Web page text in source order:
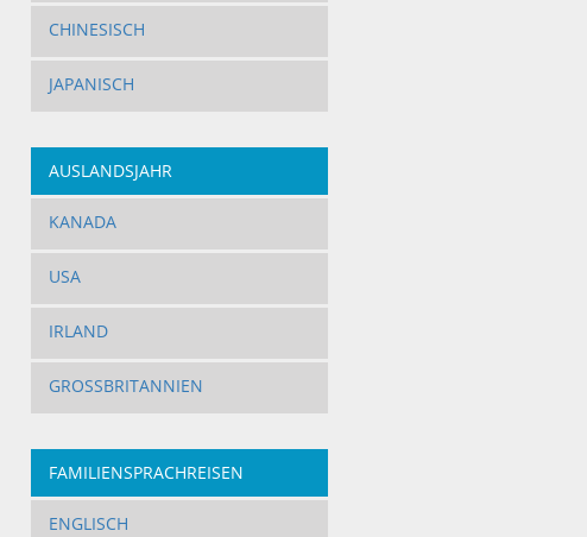
CHINESISCH
JAPANISCH
AUSLANDSJAHR
KANADA
USA
IRLAND
GROSSBRITANNIEN
FAMILIENSPRACHREISEN
ENGLISCH